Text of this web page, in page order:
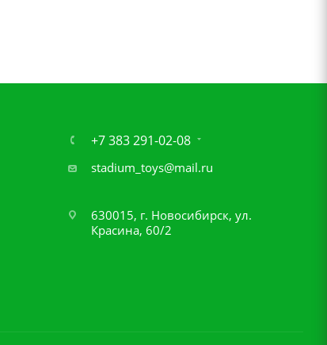
+7 383 291-02-08
stadium_toys@mail.ru
630015, г. Новосибирск, ул.
Красина, 60/2